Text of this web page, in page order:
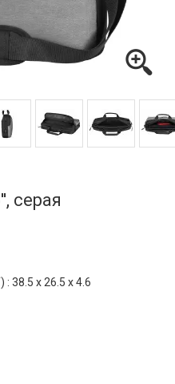
серая
38.5 x 26.5 x 4.6